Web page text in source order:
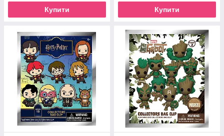
Купити Купити